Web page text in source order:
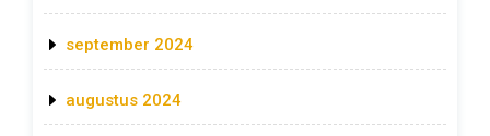
september 2024
augustus 2024